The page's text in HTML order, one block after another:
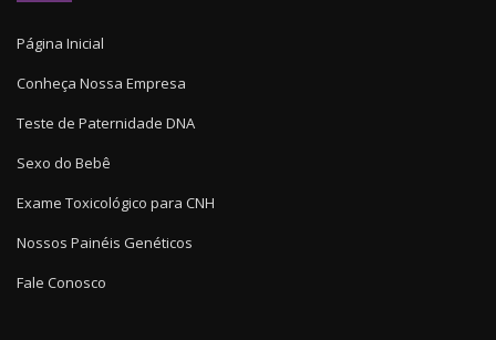
Página Inicial
Conheça Nossa Empresa
Teste de Paternidade DNA
Sexo do Bebê
Exame Toxicológico para CNH
Nossos Painéis Genéticos
Fale Conosco